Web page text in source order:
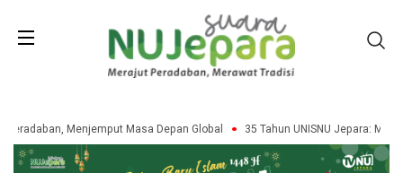
Menjemput Masa Depan Global 35 Tahun UNISNU Jepara: